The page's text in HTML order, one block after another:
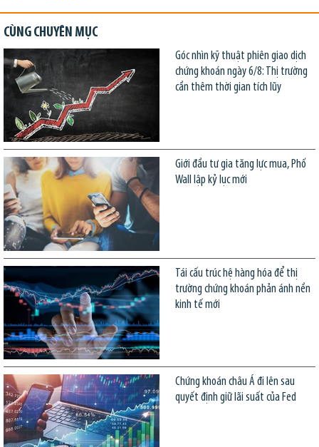
CÙNG CHUYÊN MỤC
Góc nhìn kỹ thuật phiên giao dịch
chứng khoán ngày 6/8: Thị trường
cần thêm thời gian tích lũy
Giới đầu tư gia tăng lực mua, Phố
Wall lập kỷ lục mới
Tái cấu trúc hệ hàng hóa để thị
trường chứng khoán phản ánh nền
kinh tế mới
Chứng khoán châu Á đi lên sau
quyết định giữ lãi suất của Fed